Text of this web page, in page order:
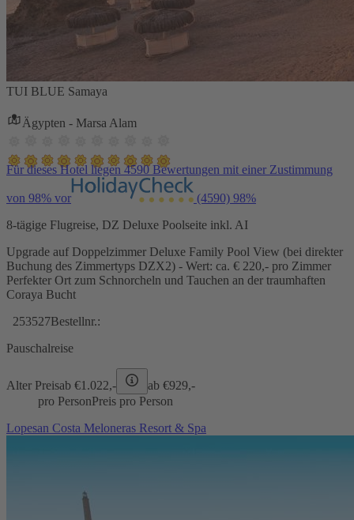
TUI BLUE Samaya
Ägypten - Marsa Alam
Für dieses Hotel liegen 4590 Bewertungen mit einer Zustimmung
von 98% vor (4590) 98%
8-tägige Flugreise, DZ Deluxe Poolseite inkl. AI
Upgrade auf Doppelzimmer Deluxe Family Pool View (bei direkter
Buchung des Zimmertyps DZX2) - Wert: ca. € 220,- pro Zimmer
Perfekter Ort zum Schnorcheln und Tauchen an der traumhaften
Coraya Bucht
253527Bestellnr.:
Pauschalreise
Alter Preisab €1.022,- ab €929,-
pro PersonPreis pro Person
Lopesan Costa Meloneras Resort & Spa